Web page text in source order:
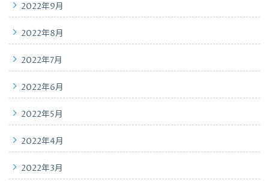
2022年9月
2022年8月
2022年7月
2022年6月
2022年5月
2022年4月
2022年3月